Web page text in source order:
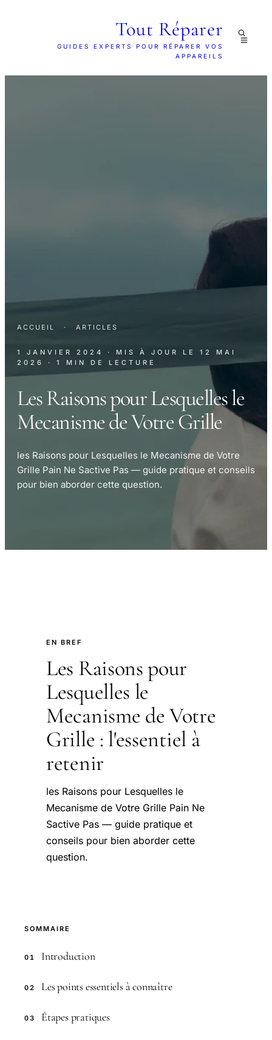
Tout Réparer
GUIDES EXPERTS POUR RÉPARER VOS
APPAREILS
ACCUEIL · ARTICLES
1 JANVIER 2024 · MIS À JOUR LE 12 MAI
2026
· 1 MIN DE LECTURE
Les Raisons pour Lesquelles le
Mecanisme de Votre Grille
les Raisons pour Lesquelles le Mecanisme de Votre
Grille Pain Ne Sactive Pas — guide pratique et conseils
pour bien aborder cette question.
EN BREF
Les Raisons pour
Lesquelles le
Mecanisme de Votre
Grille : l'essentiel à
retenir
les Raisons pour Lesquelles le
Mecanisme de Votre Grille Pain Ne
Sactive Pas — guide pratique et
conseils pour bien aborder cette
question.
SOMMAIRE
01 Introduction
02 Les points essentiels à connaître
03 Étapes pratiques